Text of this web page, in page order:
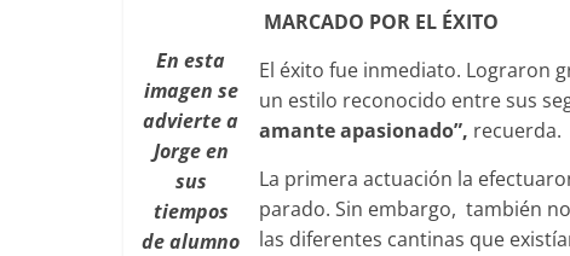
En esta
imagen se
advierte a
Jorge en
sus
tiempos
de alumno
MARCADO POR EL ÉXITO
El éxito fue inmediato. Lograron
un estilo reconocido entre sus
amante apasionado”, recuerda.
La primera actuación la
parado. Sin embargo, también
las diferentes cantinas que